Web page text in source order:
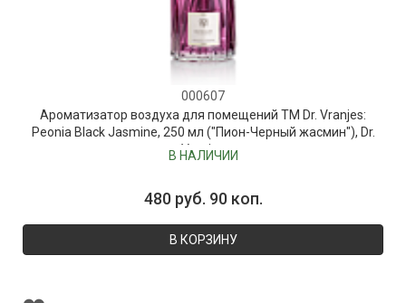
000607
Ароматизатор воздуха для помещений ТМ Dr. Vranjes:
Peonia Black Jasmine, 250 мл ("Пион-Черный жасмин"), Dr.
Vranjes
В НАЛИЧИИ
480 руб. 90 коп.
В КОРЗИНУ